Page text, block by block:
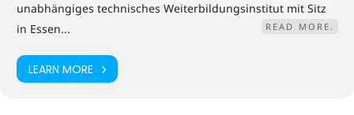
unabhängiges technisches Weiterbildungsinstitut mit Sitz
in Essen...
READ MORE.
LEARN MORE